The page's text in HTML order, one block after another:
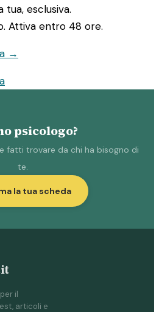
esclusiva.
Attiva entro 48 ore.
→
psicologo?
fatti trovare da chi ha bisogno di
te.
la tua scheda
il
articoli e